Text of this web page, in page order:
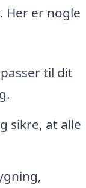
Her er nogle
til dit
sikre, at alle